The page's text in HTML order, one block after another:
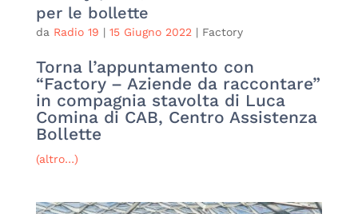
per le bollette
da Radio 19 | 15 Giugno 2022 | Factory
Torna l’appuntamento con
“Factory – Aziende da raccontare”
in compagnia stavolta di Luca
Comina di CAB, Centro Assistenza
Bollette
(altro…)